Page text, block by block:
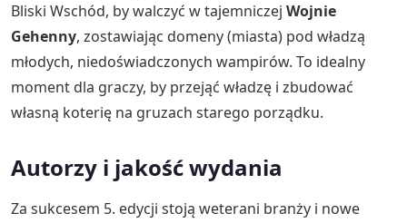
Bliski Wschód, by walczyć w tajemniczej Wojnie
Gehenny, zostawiając domeny (miasta) pod władzą
młodych, niedoświadczonych wampirów. To idealny
moment dla graczy, by przejąć władzę i zbudować
własną koterię na gruzach starego porządku.
Autorzy i jakość wydania
Za sukcesem 5. edycji stoją weterani branży i nowe